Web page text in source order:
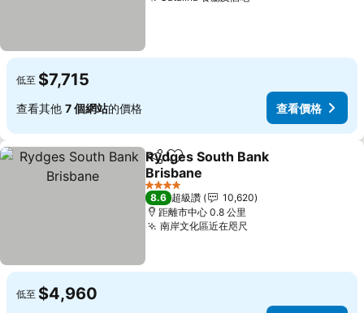
低至 $7,715
查看其他 7 個網站的價格 查看價格
分享 加入我的最愛
Rydges South Bank
Brisbane
4 星級
8.6 超級讚
10,620
距離市中心 0.8 公里
南岸文化區近在咫尺
低至 $4,960